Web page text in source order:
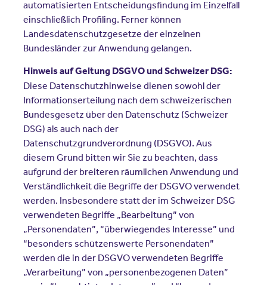
automatisierten Entscheidungsfindung im Einzelfall
einschließlich Profiling. Ferner können
Landesdatenschutzgesetze der einzelnen
Bundesländer zur Anwendung gelangen.
Hinweis auf Geltung DSGVO und Schweizer DSG:
Diese Datenschutzhinweise dienen sowohl der
Informationserteilung nach dem schweizerischen
Bundesgesetz über den Datenschutz (Schweizer
DSG) als auch nach der
Datenschutzgrundverordnung (DSGVO). Aus
diesem Grund bitten wir Sie zu beachten, dass
aufgrund der breiteren räumlichen Anwendung und
Verständlichkeit die Begriffe der DSGVO verwendet
werden. Insbesondere statt der im Schweizer DSG
verwendeten Begriffe „Bearbeitung” von
„Personendaten”, “überwiegendes Interesse” und
“besonders schützenswerte Personendaten”
werden die in der DSGVO verwendeten Begriffe
„Verarbeitung” von „personenbezogenen Daten”